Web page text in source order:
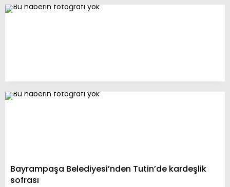
Bayrampaşa Belediyesi’nden Tutin’de kardeşlik
sofrası